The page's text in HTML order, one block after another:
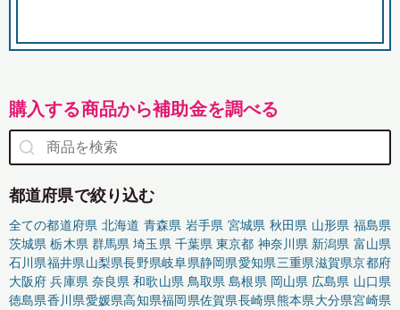
購入する商品から補助金を調べる
都道府県で絞り込む
全ての都道府県 北海道 青森県 岩手県 宮城県 秋田県 山形県 福島県
茨城県 栃木県 群馬県 埼玉県 千葉県 東京都 神奈川県 新潟県 富山県
石川県福井県山梨県長野県岐阜県静岡県愛知県三重県滋賀県京都府
大阪府 兵庫県 奈良県 和歌山県 鳥取県 島根県 岡山県 広島県 山口県
徳島県香川県愛媛県高知県福岡県佐賀県長崎県熊本県大分県宮崎県